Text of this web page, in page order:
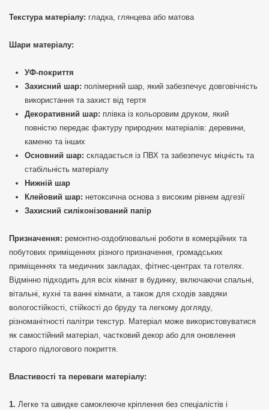
Текстура матеріалу: гладка, глянцева або матова
Шари матеріалу:
УФ-покриття
Захисний шар: полімерний шар, який забезпечує довговічність
використання та захист від тертя
Декоративний шар: плівка із кольоровим друком, який
повністю передає фактуру природних матеріалів: деревини,
каменю та інших
Основний шар: складається із ПВХ та забезпечує міцність та
стабільність матеріалу
Нижній шар
Клейовий шар: нетоксична основа з високим рівнем адгезії
Захисний силіконізований папір
Призначення: ремонтно-оздоблювальні роботи в комерційних та
побутових приміщеннях різного призначення, громадських
приміщеннях та медичних закладах, фітнес-центрах та готелях.
Відмінно підходить для всіх кімнат в будинку, включаючи спальні,
вітальні, кухні та ванні кімнати, а також для сходів завдяки
вологостійкості, стійкості до бруду та легкому догляду,
різноманітності палітри текстур. Матеріал може використовуватися
як самостійний матеріал, частковий декор або для оновлення
старого підлогового покриття.
Властивості та переваги матеріалу:
Легке та швидке самоклеюче кріплення без спеціалістів і